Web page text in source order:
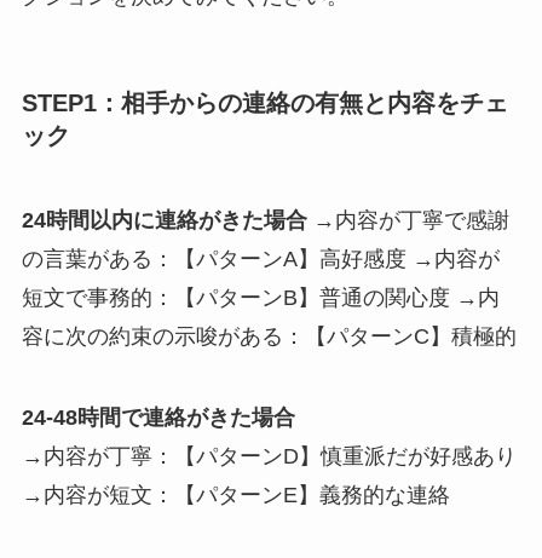
STEP1：相手からの連絡の有無と内容をチェ
ック
24時間以内に連絡がきた場合→内容が丁寧で感謝
の言葉がある：【パターンA】高好感度 →内容が
短文で事務的：【パターンB】普通の関心度 →内
容に次の約束の示唆がある：【パターンC】積極的
24-48時間で連絡がきた場合
→内容が丁寧：【パターンD】慎重派だが好感あり
→内容が短文：【パターンE】義務的な連絡